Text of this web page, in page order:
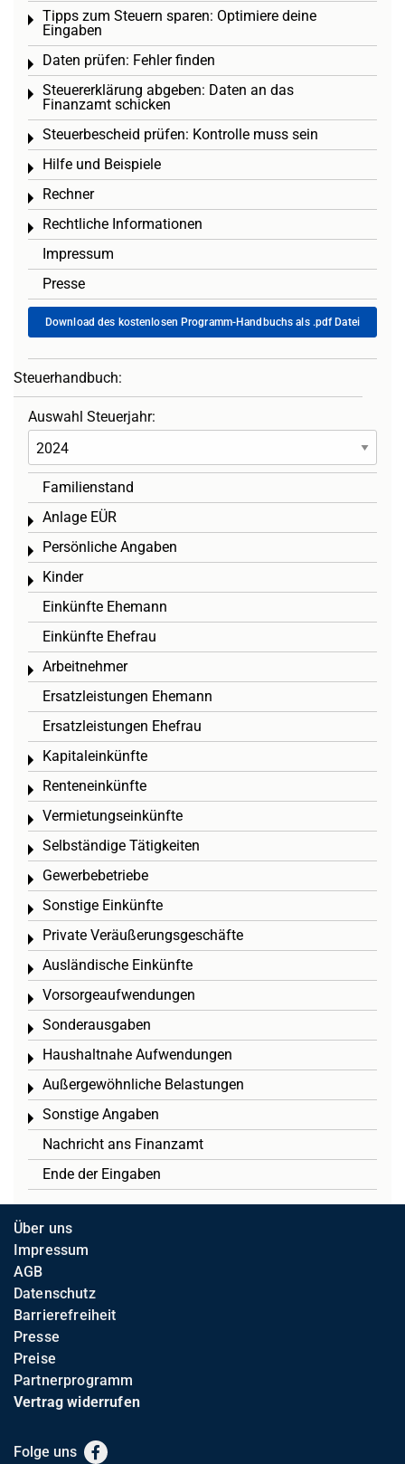
Tipps zum Steuern sparen: Optimiere deine
Eingaben
Toggle menu
Daten prüfen: Fehler finden
Toggle menu
Steuererklärung abgeben: Daten an das
Finanzamt schicken
Toggle menu
Steuerbescheid prüfen: Kontrolle muss sein
Toggle menu
Hilfe und Beispiele
Toggle menu
Rechner
Toggle menu
Rechtliche Informationen
Toggle menu
Impressum
Presse
Download des kostenlosen Programm-Handbuchs als .pdf Datei
Steuerhandbuch:
Auswahl Steuerjahr:
Familienstand
Anlage EÜR
Toggle menu
Persönliche Angaben
Toggle menu
Kinder
Toggle menu
Einkünfte Ehemann
Einkünfte Ehefrau
Arbeitnehmer
Toggle menu
Ersatzleistungen Ehemann
Ersatzleistungen Ehefrau
Kapitaleinkünfte
Toggle menu
Renteneinkünfte
Toggle menu
Vermietungseinkünfte
Toggle menu
Selbständige Tätigkeiten
Toggle menu
Gewerbebetriebe
Toggle menu
Sonstige Einkünfte
Toggle menu
Private Veräußerungsgeschäfte
Toggle menu
Ausländische Einkünfte
Toggle menu
Vorsorgeaufwendungen
Toggle menu
Sonderausgaben
Toggle menu
Haushaltnahe Aufwendungen
Toggle menu
Außergewöhnliche Belastungen
Toggle menu
Sonstige Angaben
Toggle menu
Nachricht ans Finanzamt
Ende der Eingaben
Über uns
Impressum
AGB
Datenschutz
Barrierefreiheit
Presse
Preise
Partnerprogramm
Vertrag widerrufen
Folge uns Facebook